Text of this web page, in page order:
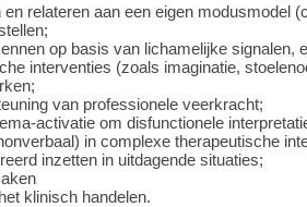
relateren aan een eigen modusmodel
op basis van lichamelijke signalen,
interventies (zoals imaginatie,
van professionele veerkracht;
activatie om disfunctionele
in complexe therapeutische
inzetten in uitdagende situaties;
klinisch handelen.